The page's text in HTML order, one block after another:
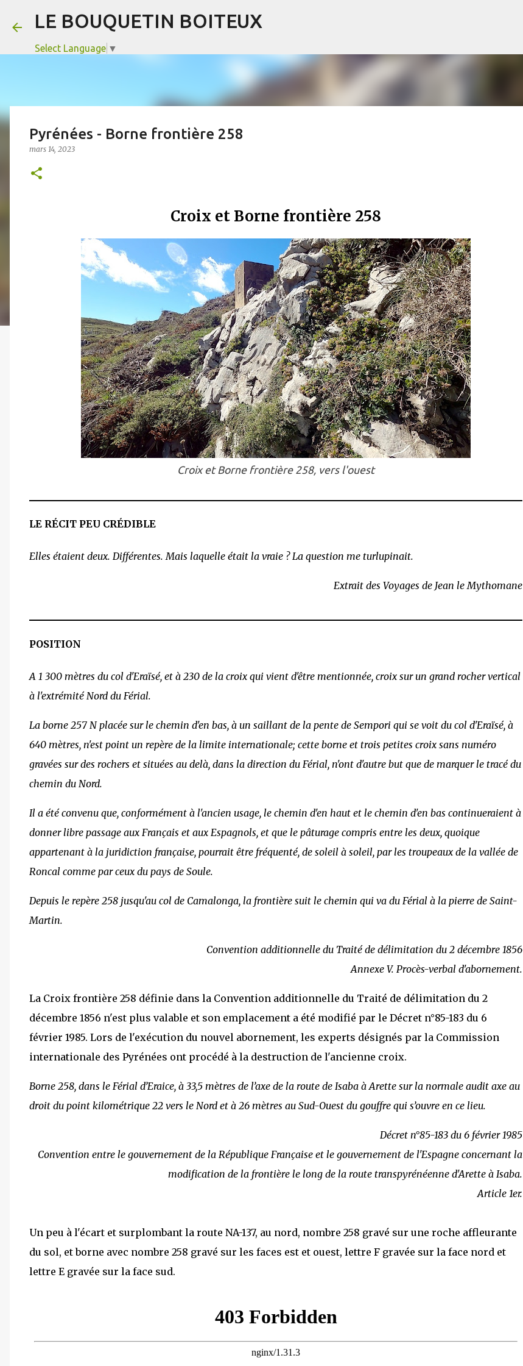
LE BOUQUETIN BOITEUX
Select Language ▼
Pyrénées - Borne frontière 258
mars 14, 2023
Croix et Borne frontière 258
Croix et Borne frontière 258, vers l'ouest
LE RÉCIT PEU CRÉDIBLE
Elles étaient deux. Différentes. Mais laquelle était la vraie ? La question me turlupinait.
Extrait des Voyages de Jean le Mythomane
POSITION
A 1 300 mètres du col d'Eraïsé, et à 230 de la croix qui vient d'être mentionnée, croix sur un grand rocher vertical
à l'extrémité Nord du Férial.
La borne 257 N placée sur le chemin d'en bas, à un saillant de la pente de Sempori qui se voit du col d'Eraïsé, à
640 mètres, n'est point un repère de la limite internationale; cette borne et trois petites croix sans numéro
gravées sur des rochers et situées au delà, dans la direction du Férial, n'ont d'autre but que de marquer le tracé du
chemin du Nord.
Il a été convenu que, conformément à l'ancien usage, le chemin d'en haut et le chemin d'en bas continueraient à
donner libre passage aux Français et aux Espagnols, et que le pâturage compris entre les deux, quoique
appartenant à la juridiction française, pourrait être fréquenté, de soleil à soleil, par les troupeaux de la vallée de
Roncal comme par ceux du pays de Soule.
Depuis le repère 258 jusqu'au col de Camalonga, la frontière suit le chemin qui va du Férial à la pierre de Saint-
Martin.
Convention additionnelle du Traité de délimitation du 2 décembre 1856
Annexe V. Procès-verbal d'abornement.
La Croix frontière 258 définie dans la Convention additionnelle du Traité de délimitation du 2
décembre 1856 n'est plus valable et son emplacement a été modifié par le Décret n°85-183 du 6
février 1985. Lors de l'exécution du nouvel abornement, les experts désignés par la Commission
internationale des Pyrénées ont procédé à la destruction de l'ancienne croix.
Borne 258, dans le Férial d’Eraice, à 33,5 mètres de l’axe de la route de Isaba à Arette sur la normale audit axe au
droit du point kilométrique 22 vers le Nord et à 26 mètres au Sud-Ouest du gouffre qui s’ouvre en ce lieu.
Décret n°85-183 du 6 février 1985
Convention entre le gouvernement de la République Française et le gouvernement de l'Espagne concernant la
modification de la frontière le long de la route transpyrénéenne d'Arette à Isaba.
Article 1er.
Un peu à l'écart et surplombant la route NA-137, au nord, nombre 258 gravé sur une roche affleurante
du sol, et borne avec nombre 258 gravé sur les faces est et ouest, lettre F gravée sur la face nord et
lettre E gravée sur la face sud.